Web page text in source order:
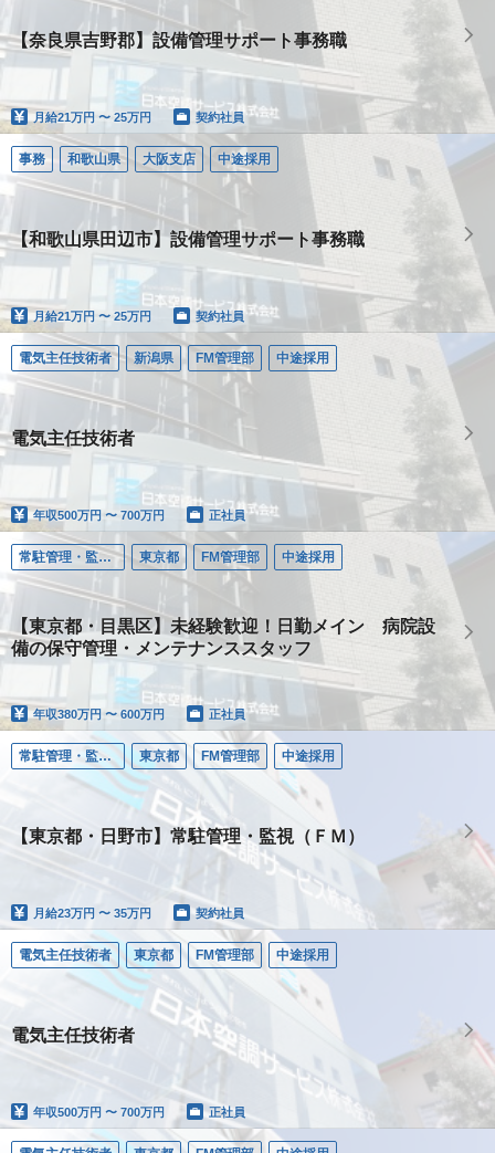
【奈良県吉野郡】設備管理サポート事務職
月給21万円 〜 25万円 契約社員
事務 和歌山県 大阪支店 中途採用
【和歌山県田辺市】設備管理サポート事務職
月給21万円 〜 25万円 契約社員
電気主任技術者 新潟県 FM管理部 中途採用
電気主任技術者
年収500万円 〜 700万円 正社員
常駐管理・監視（ＦＭ） 東京都 FM管理部 中途採用
【東京都・目黒区】未経験歓迎！日勤メイン 病院設
備の保守管理・メンテナンススタッフ
年収380万円 〜 600万円 正社員
常駐管理・監視（ＦＭ） 東京都 FM管理部 中途採用
【東京都・日野市】常駐管理・監視（ＦＭ）
月給23万円 〜 35万円 契約社員
電気主任技術者 東京都 FM管理部 中途採用
電気主任技術者
年収500万円 〜 700万円 正社員